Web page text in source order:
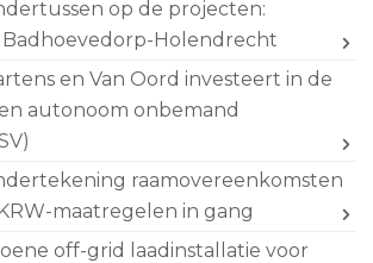
op de projecten:
Holendrecht
en Van Oord investeert in de
autonoom onbemand
raamovereenkomsten
maatregelen in gang
off-grid laadinstallatie voor